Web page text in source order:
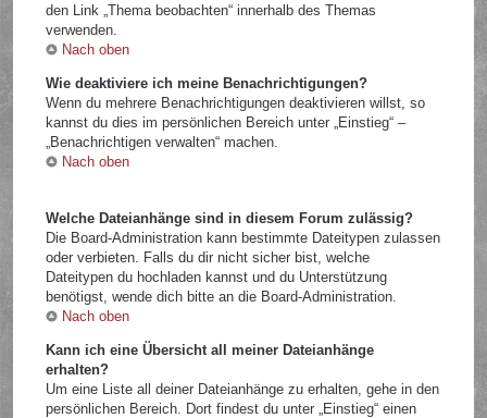
den Link „Thema beobachten“ innerhalb des Themas
verwenden.
Nach oben
Wie deaktiviere ich meine Benachrichtigungen?
Wenn du mehrere Benachrichtigungen deaktivieren willst, so
kannst du dies im persönlichen Bereich unter „Einstieg“ –
„Benachrichtigen verwalten“ machen.
Nach oben
Welche Dateianhänge sind in diesem Forum zulässig?
Die Board-Administration kann bestimmte Dateitypen zulassen
oder verbieten. Falls du dir nicht sicher bist, welche
Dateitypen du hochladen kannst und du Unterstützung
benötigst, wende dich bitte an die Board-Administration.
Nach oben
Kann ich eine Übersicht all meiner Dateianhänge
erhalten?
Um eine Liste all deiner Dateianhänge zu erhalten, gehe in den
persönlichen Bereich. Dort findest du unter „Einstieg“ einen